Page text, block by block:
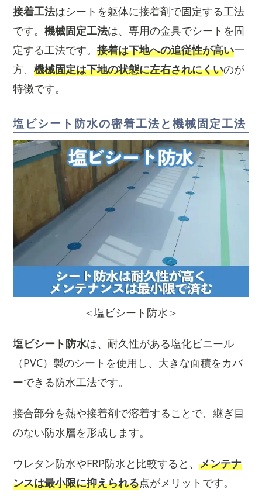
接着工法はシートを躯体に接着剤で固定する工法
です。 機械固定工法は、専用の金具でシートを固
定する工法です。 接着は下地への追従性が高い一
方、 機械固定は下地の状態に左右されにくいのが
特徴です。
塩ビシート防水の密着工法と機械固定工法
＜塩ビシート防水＞
塩ビシート防水は、耐久性がある塩化ビニール
（PVC）製のシートを使用し、大きな面積をカバ
ーできる防水工法です。
接合部分を熱や接着剤で溶着することで、継ぎ目
のない防水層を形成します。
ウレタン防水やFRP防水と比較すると、 メンテナ
ンスは最小限に抑えられる点がメリットです。